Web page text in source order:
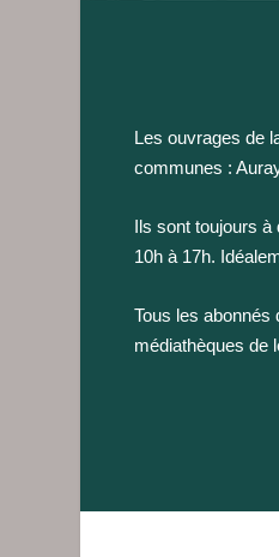
Les ouvrages de
communes :
Ils sont toujours à
10h à 17h.
Tous les abonnés
médiathèques de